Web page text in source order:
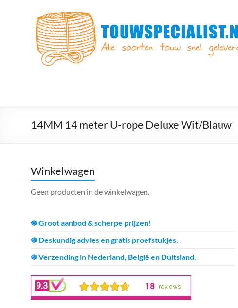
Touwspecialist.nl
Touwspecialist.nl,
het
adres
en
goed
14MM 14 meter U-rope Deluxe Wit/Blauw
Winkelwagen
Geen producten in de winkelwagen.
֍ Groot aanbod & scherpe prijzen!
֍ Deskundig advies en gratis proefstukjes.
֍ Verzending in Nederland, België en Duitsland.